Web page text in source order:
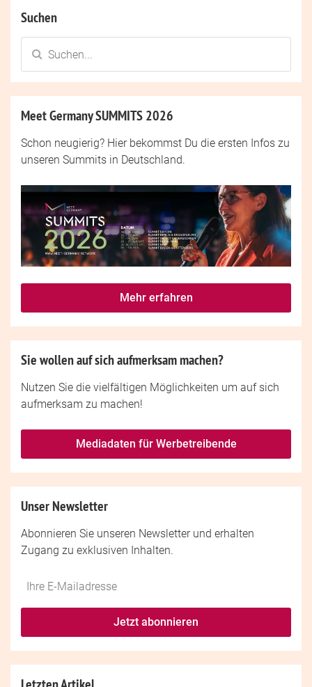
Suchen
Meet Germany SUMMITS 2026
Schon neugierig? Hier bekommst Du die ersten Infos zu
unseren Summits in Deutschland.
Mehr erfahren
Sie wollen auf sich aufmerksam machen?
Nutzen Sie die vielfältigen Möglichkeiten um auf sich
aufmerksam zu machen!
Mediadaten für Werbetreibende
Unser Newsletter
Abonnieren Sie unseren Newsletter und erhalten
Zugang zu exklusiven Inhalten.
Do
fill
*Ihre
Mailadresse:
Jetzt abonnieren